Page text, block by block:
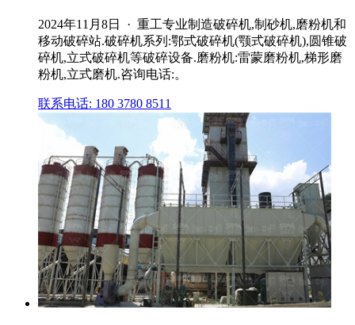
2024年11月8日 · 重工专业制造破碎机,制砂机,磨粉机和
移动破碎站.破碎机系列:鄂式破碎机(颚式破碎机),圆锥破
碎机,立式破碎机等破碎设备.磨粉机:雷蒙磨粉机,梯形磨
粉机,立式磨机.咨询电话:。
联系电话: 180 3780 8511